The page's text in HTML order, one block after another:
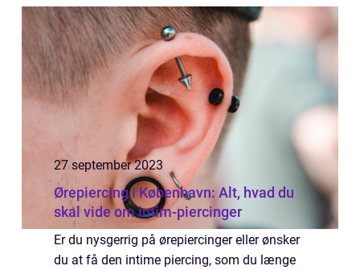
kvalitetsbeklæ...
27 september 2023
Ørepiercing i København: Alt, hvad du
skal vide om intim-piercinger
Er du nysgerrig på ørepiercinger eller ønsker
du at få den intime piercing, som du længe